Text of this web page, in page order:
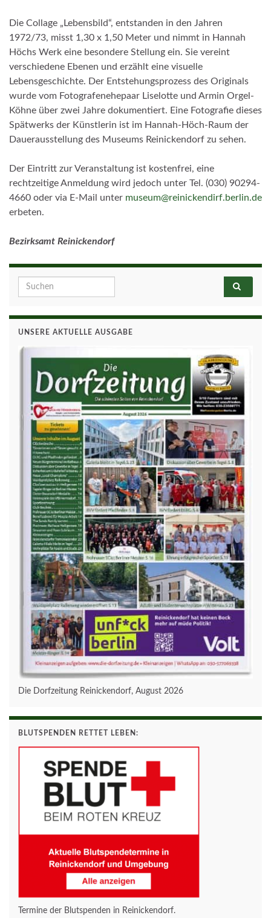
Die Collage „Lebensbild“, entstanden in den Jahren
1972/73, misst 1,30 x 1,50 Meter und nimmt in Hannah
Höchs Werk eine besondere Stellung ein. Sie vereint
verschiedene Ebenen und erzählt eine visuelle
Lebensgeschichte. Der Entstehungsprozess des Originals
wurde vom Fotografenehepaar Liselotte und Armin Orgel-
Köhne über zwei Jahre dokumentiert. Eine Fotografie dieses
Spätwerks der Künstlerin ist im Hannah-Höch-Raum der
Dauerausstellung des Museums Reinickendorf zu sehen.
Der Eintritt zur Veranstaltung ist kostenfrei, eine
rechtzeitige Anmeldung wird jedoch unter Tel. (030) 90294-
4660 oder via E-Mail unter museum@reinickendirf.berlin.de
erbeten.
Bezirksamt Reinickendorf
Search for:
UNSERE AKTUELLE AUSGABE
Die Dorfzeitung Reinickendorf, August 2026
BLUTSPENDEN RETTET LEBEN:
Termine der Blutspenden in Reinickendorf.